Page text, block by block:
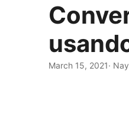
March 15, 2021·